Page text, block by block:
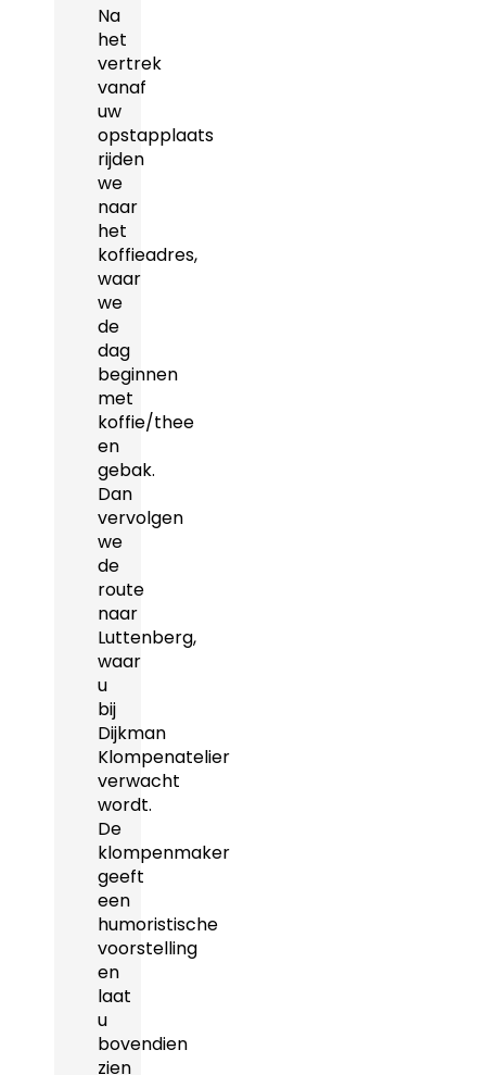
Na
het
vertrek
vanaf
uw
opstapplaats
rijden
we
naar
het
koffieadres,
waar
we
de
dag
beginnen
met
koffie/thee
en
gebak.
Dan
vervolgen
we
de
route
naar
Luttenberg,
waar
u
bij
Dijkman
Klompenatelier
verwacht
wordt.
De
klompenmaker
geeft
een
humoristische
voorstelling
en
laat
u
bovendien
zien